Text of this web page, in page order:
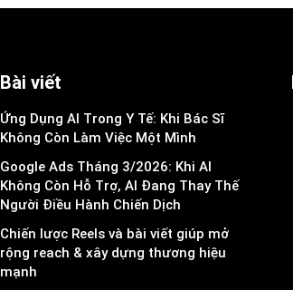
Bài viết
Ứng Dụng AI Trong Y Tế: Khi Bác Sĩ
Không Còn Làm Việc Một Mình
Google Ads Tháng 3/2026: Khi AI
Không Còn Hỗ Trợ, AI Đang Thay Thế
Người Điều Hành Chiến Dịch
Chiến lược Reels và bài viết giúp mở
rộng reach & xây dựng thương hiệu
mạnh